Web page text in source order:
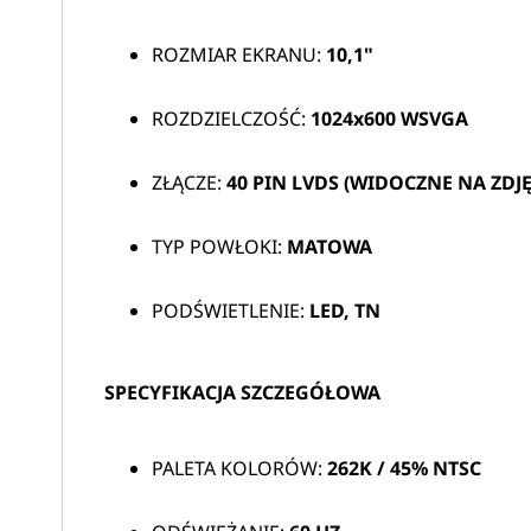
ROZMIAR EKRANU: 10,1"
ROZDZIELCZOŚĆ: 1024x600 WSVGA
ZŁĄCZE: 40 PIN LVDS (WIDOCZNE NA
TYP POWŁOKI: MATOWA
PODŚWIETLENIE: LED, TN
SPECYFIKACJA SZCZEGÓŁOWA
PALETA KOLORÓW: 262K / 45% NTSC